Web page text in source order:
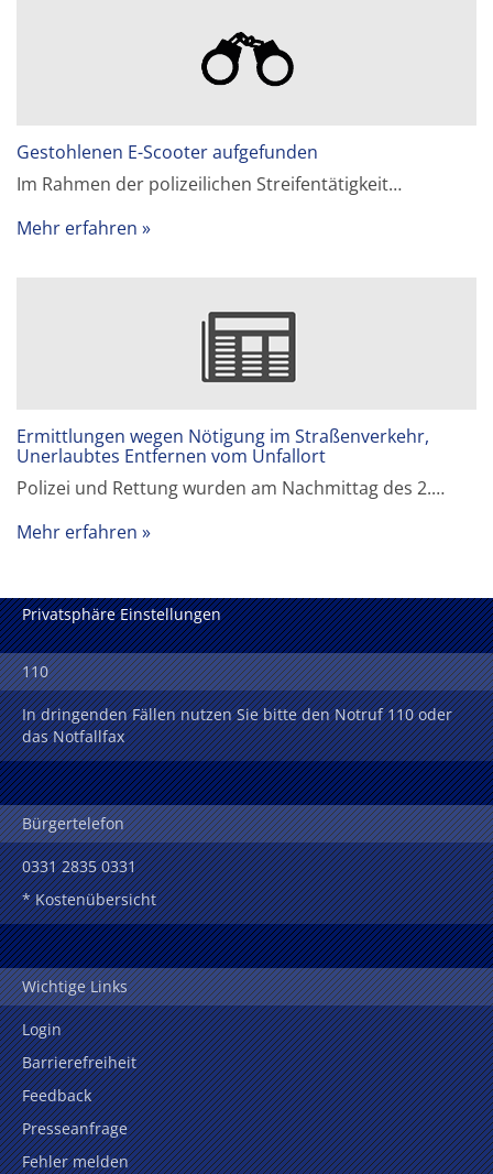
Gestohlenen E-Scooter aufgefunden
Im Rahmen der polizeilichen Streifentätigkeit…
Mehr erfahren
Ermittlungen wegen Nötigung im Straßenverkehr,
Unerlaubtes Entfernen vom Unfallort
Polizei und Rettung wurden am Nachmittag des 2.…
Mehr erfahren
Privatsphäre Einstellungen
110
In dringenden Fällen nutzen Sie bitte den Notruf 110 oder
das Notfallfax
Bürgertelefon
0331 2835 0331
* Kostenübersicht
Wichtige Links
Login
Barrierefreiheit
Feedback
Presseanfrage
Fehler melden